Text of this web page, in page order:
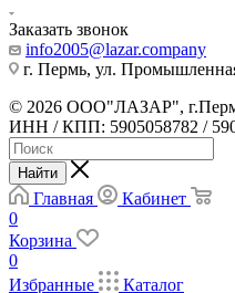
Заказать звонок
info2005@lazar.company
г. Пермь, ул.
© 2026 ООО"ЛАЗАР",
ИНН / КПП: 5905058782 /
Найти
Главная
Кабинет
0
Корзина
0
Избранные
Каталог